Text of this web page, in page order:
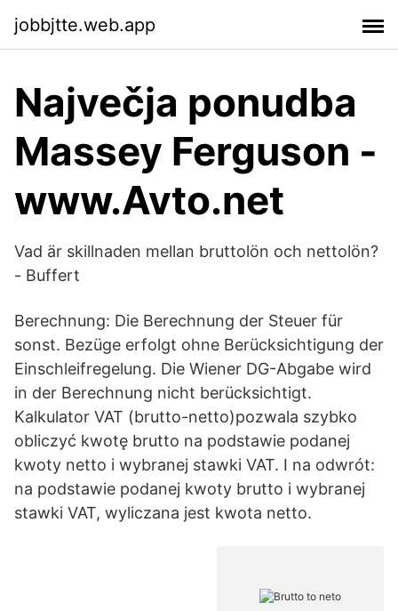
jobbjtte.web.app
Največja ponudba
Massey Ferguson -
www.Avto.net
Vad är skillnaden mellan bruttolön och nettolön?
- Buffert
Berechnung: Die Berechnung der Steuer für
sonst. Bezüge erfolgt ohne Berücksichtigung der
Einschleifregelung. Die Wiener DG-Abgabe wird
in der Berechnung nicht berücksichtigt.
Kalkulator VAT (brutto-netto)pozwala szybko
obliczyć kwotę brutto na podstawie podanej
kwoty netto i wybranej stawki VAT. I na odwrót:
na podstawie podanej kwoty brutto i wybranej
stawki VAT, wyliczana jest kwota netto.